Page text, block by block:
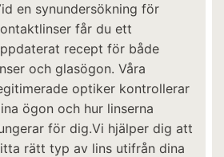
en synundersökning för
får du ett
recept för både
och glasögon. Våra
optiker kontrollerar
ögon och hur linserna
för dig.Vi hjälper dig att
rätt typ av lins utifrån dina